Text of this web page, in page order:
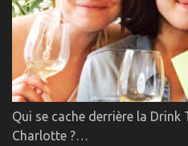
Qui se cache derrière la Drink
Charlotte ?…